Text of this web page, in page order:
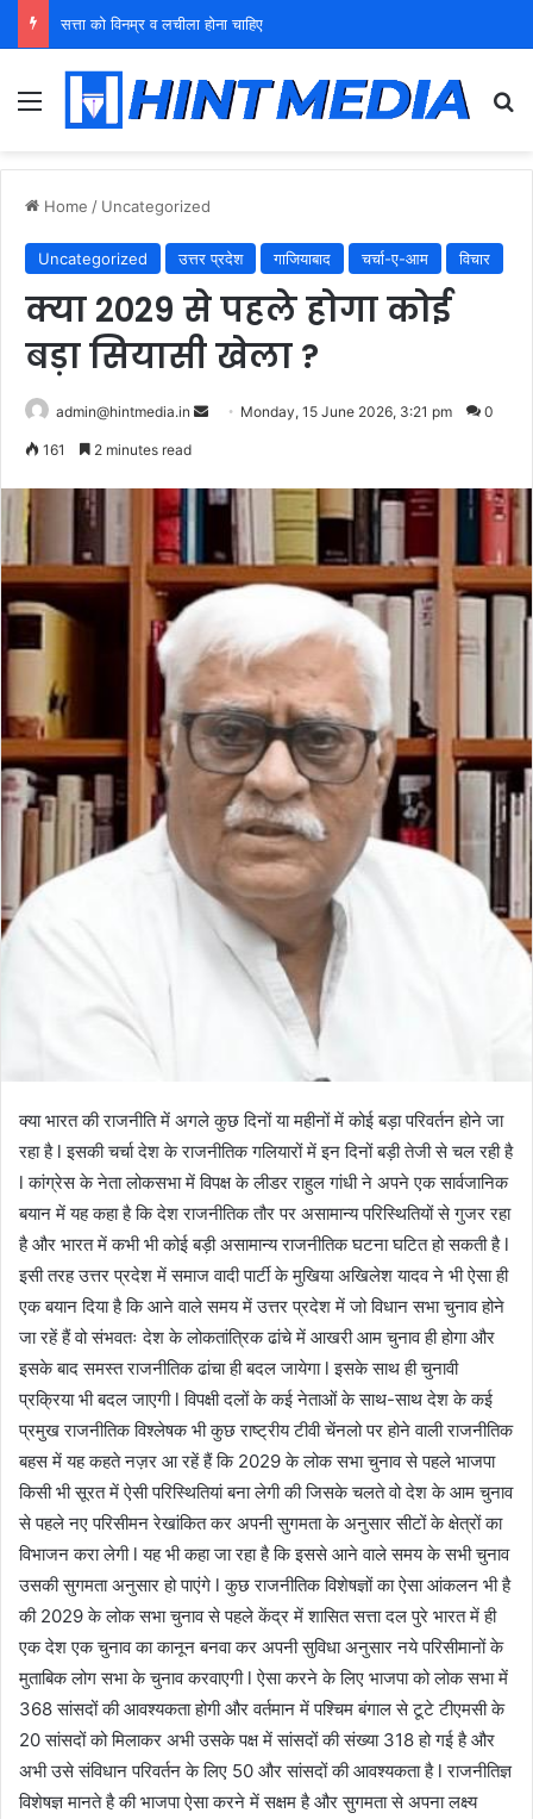
युवा शक्ति को पहचाने बूढ़ा नेतृत्व
Menu
Home / Uncategorized
Uncategorized उत्तर प्रदेश गाजियाबाद चर्चा-ए-आम विचार
क्या 2029 से पहले होगा कोई
बड़ा सियासी खेला ?
admin@hintmedia.in
Send Monday, 15 June 2026, 3:21 pm 0
161 2 minutes read
क्या भारत की राजनीति में अगले कुछ दिनों या महीनों में कोई बड़ा परिवर्तन होने जा
रहा है l इसकी चर्चा देश के राजनीतिक गलियारों में इन दिनों बड़ी तेजी से चल रही है
l कांग्रेस के नेता लोकसभा में विपक्ष के लीडर राहुल गांधी ने अपने एक सार्वजानिक
बयान में यह कहा है कि देश राजनीतिक तौर पर असामान्य परिस्थितियों से गुजर रहा
है और भारत में कभी भी कोई बड़ी असामान्य राजनीतिक घटना घटित हो सकती है l
इसी तरह उत्तर प्रदेश में समाज वादी पार्टी के मुखिया अखिलेश यादव ने भी ऐसा ही
एक बयान दिया है कि आने वाले समय में उत्तर प्रदेश में जो विधान सभा चुनाव होने
जा रहें हैं वो संभवतः देश के लोकतांत्रिक ढांचे में आखरी आम चुनाव ही होगा और
इसके बाद समस्त राजनीतिक ढांचा ही बदल जायेगा l इसके साथ ही चुनावी
प्रक्रिया भी बदल जाएगी l विपक्षी दलों के कई नेताओं के साथ-साथ देश के कई
प्रमुख राजनीतिक विश्लेषक भी कुछ राष्ट्रीय टीवी चेंनलो पर होने वाली राजनीतिक
बहस में यह कहते नज़र आ रहें हैं कि 2029 के लोक सभा चुनाव से पहले भाजपा
किसी भी सूरत में ऐसी परिस्थितियां बना लेगी की जिसके चलते वो देश के आम चुनाव
से पहले नए परिसीमन रेखांकित कर अपनी सुगमता के अनुसार सीटों के क्षेत्रों का
विभाजन करा लेगी l यह भी कहा जा रहा है कि इससे आने वाले समय के सभी चुनाव
उसकी सुगमता अनुसार हो पाएंगे l कुछ राजनीतिक विशेषज्ञों का ऐसा आंकलन भी है
की 2029 के लोक सभा चुनाव से पहले केंद्र में शासित सत्ता दल पुरे भारत में ही
एक देश एक चुनाव का कानून बनवा कर अपनी सुविधा अनुसार नये परिसीमानों के
मुताबिक लोग सभा के चुनाव करवाएगी l ऐसा करने के लिए भाजपा को लोक सभा में
368 सांसदों की आवश्यकता होगी और वर्तमान में पश्चिम बंगाल से टूटे टीएमसी के
20 सांसदों को मिलाकर अभी उसके पक्ष में सांसदों की संख्या 318 हो गई है और
अभी उसे संविधान परिवर्तन के लिए 50 और सांसदों की आवश्यकता है l राजनीतिज्ञ
विशेषज्ञ मानते है की भाजपा ऐसा करने में सक्षम है और सुगमता से अपना लक्ष्य